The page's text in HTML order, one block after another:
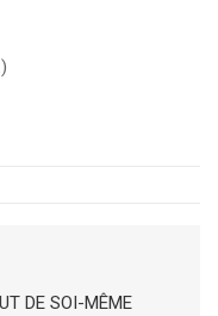
DE SOI-MÊME